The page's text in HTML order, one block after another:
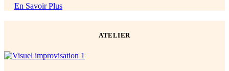
En Savoir Plus
ATELIER